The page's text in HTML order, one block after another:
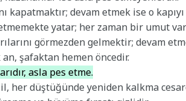
kapatmaktır; devam etmek ise o kapıyı
yatar; her zaman bir umut
görmezden gelmektir; devam
şafaktan hemen öncedir.
asla pes etme.
her düştüğünde yeniden kalkma